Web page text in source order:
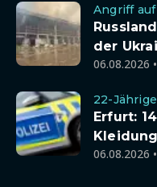
Angriff
der
06.08.2026
22-
Erfurt:
06.08.2026